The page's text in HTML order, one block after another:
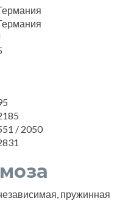
/ 2050
пружинная